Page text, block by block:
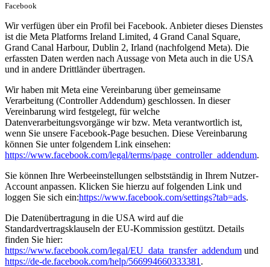
Facebook
Wir verfügen über ein Profil bei Facebook. Anbieter dieses Dienstes
ist die Meta Platforms Ireland Limited, 4 Grand Canal Square,
Grand Canal Harbour, Dublin 2, Irland (nachfolgend Meta). Die
erfassten Daten werden nach Aussage von Meta auch in die USA
und in andere Drittländer übertragen.
Wir haben mit Meta eine Vereinbarung über gemeinsame
Verarbeitung (Controller Addendum) geschlossen. In dieser
Vereinbarung wird festgelegt, für welche
Datenverarbeitungsvorgänge wir bzw. Meta verantwortlich ist,
wenn Sie unsere Facebook-Page besuchen. Diese Vereinbarung
können Sie unter folgendem Link einsehen:
https://www.facebook.com/legal/terms/page_controller_addendum.
Sie können Ihre Werbeeinstellungen selbstständig in Ihrem Nutzer-
Account anpassen. Klicken Sie hierzu auf folgenden Link und
loggen Sie sich ein:https://www.facebook.com/settings?tab=ads.
Die Datenübertragung in die USA wird auf die
Standardvertragsklauseln der EU-Kommission gestützt. Details
finden Sie hier:
https://www.facebook.com/legal/EU_data_transfer_addendum und
https://de-de.facebook.com/help/566994660333381 .